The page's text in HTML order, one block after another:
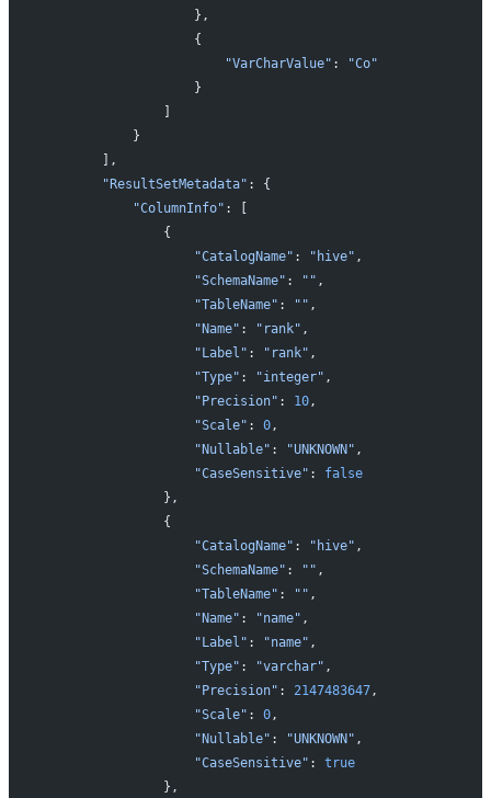
                    },
                    {
                        "VarCharValue"
:
"Co"
                    }
            }
        ],
        "ResultSetMetadata"
: {
            "ColumnInfo"
: [
                {
                    "CatalogName"
: "hive" ,
                    "SchemaName"
: "" ,
                    "TableName"
: "" ,
                    "Name"
: "rank" ,
                    "Label"
: "rank" ,
                    "Type"
: "integer" ,
                    "Precision"
: 10,
                    "Scale"
: 0,
                    "Nullable"
: "UNKNOWN" ,
                    "CaseSensitive"
: false
                },
                {
                    "CatalogName"
: "hive" ,
                    "SchemaName"
: "" ,
                    "TableName"
: "" ,
                    "Name"
: "name" ,
                    "Label"
: "name" ,
                    "Type"
: "varchar" ,
                    "Precision"
: 2147483647,
                    "Scale"
: 0,
                    "Nullable"
: "UNKNOWN" ,
                    "CaseSensitive"
: true
                },